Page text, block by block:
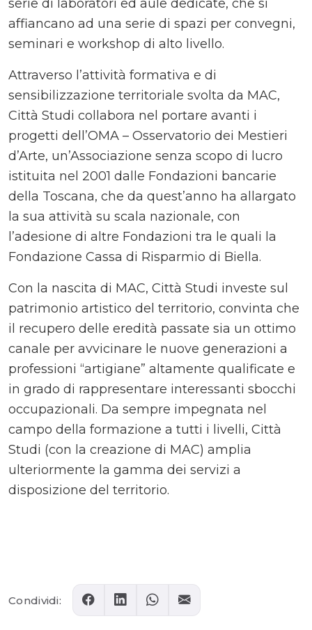
serie di laboratori ed aule dedicate, che si
affiancano ad una serie di spazi per convegni,
seminari e workshop di alto livello.
Attraverso l’attività formativa e di
sensibilizzazione territoriale svolta da MAC,
Città Studi collabora nel portare avanti i
progetti dell’OMA – Osservatorio dei Mestieri
d’Arte, un’Associazione senza scopo di lucro
istituita nel 2001 dalle Fondazioni bancarie
della Toscana, che da quest’anno ha allargato
la sua attività su scala nazionale, con
l’adesione di altre Fondazioni tra le quali la
Fondazione Cassa di Risparmio di Biella.
Con la nascita di MAC, Città Studi investe sul
patrimonio artistico del territorio, convinta che
il recupero delle eredità passate sia un ottimo
canale per avvicinare le nuove generazioni a
professioni “artigiane” altamente qualificate e
in grado di rappresentare interessanti sbocchi
occupazionali. Da sempre impegnata nel
campo della formazione a tutti i livelli, Città
Studi (con la creazione di MAC) amplia
ulteriormente la gamma dei servizi a
disposizione del territorio.
Condividi: